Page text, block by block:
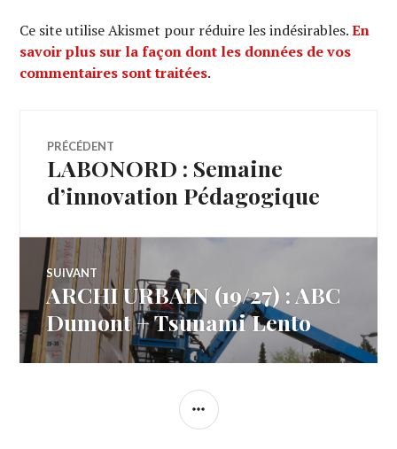
Ce site utilise Akismet pour réduire les indésirables.En
savoir plus sur la façon dont les données de vos
commentaires sont traitées.
Navigation
de
l’article
PRÉCÉDENT
Article
précédent :
LABONORD : Semaine
d’innovation Pédagogique
SUIVANT
Article
Suivant:
ARCHI URBAIN (19/27) : ABC
Dumont + Tsunami Lento
COLONNE